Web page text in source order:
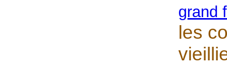
grand
les